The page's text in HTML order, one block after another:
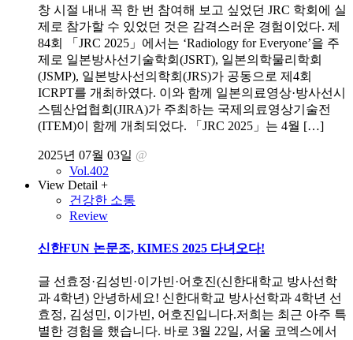
창 시절 내내 꼭 한 번 참여해 보고 싶었던 JRC 학회에 실
제로 참가할 수 있었던 것은 감격스러운 경험이었다. 제
84회 「JRC 2025」에서는 ‘Radiology for Everyone’을 주
제로 일본방사선기술학회(JSRT), 일본의학물리학회
(JSMP), 일본방사선의학회(JRS)가 공동으로 제4회
ICRPT를 개최하였다. 이와 함께 일본의료영상·방사선시
스템산업협회(JIRA)가 주최하는 국제의료영상기술전
(ITEM)이 함께 개최되었다. 「JRC 2025」는 4월 […]
2025년 07월 03일 @
Vol.402
View Detail +
건강한 소통
Review
신한FUN 논문조, KIMES 2025 다녀오다!
글 선효정·김성빈·이가빈·어호진(신한대학교 방사선학
과 4학년) 안녕하세요! 신한대학교 방사선학과 4학년 선
효정, 김성민, 이가빈, 어호진입니다.저희는 최근 아주 특
별한 경험을 했습니다. 바로 3월 22일, 서울 코엑스에서